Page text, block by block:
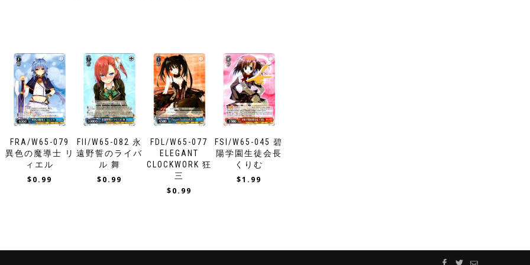
FRA/W65-079
異色の魔導士 リ
ィエル
$0.99
FII/W65-082 永
遠野誓のライバ
ル 舞
$0.99
FDL/W65-077
ELEGANT
CLOCKWORK 狂
三
$0.99
FSI/W65-045 碧
陽学園生徒会長
くりむ
$1.99